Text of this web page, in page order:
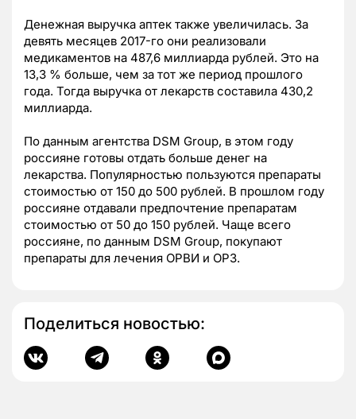
Денежная выручка аптек также увеличилась. За
девять месяцев 2017-го они реализовали
медикаментов на 487,6 миллиарда рублей. Это на
13,3 % больше, чем за тот же период прошлого
года. Тогда выручка от лекарств составила 430,2
миллиарда.
По данным агентства DSM Group, в этом году
россияне готовы отдать больше денег на
лекарства. Популярностью пользуются препараты
стоимостью от 150 до 500 рублей. В прошлом году
россияне отдавали предпочтение препаратам
стоимостью от 50 до 150 рублей. Чаще всего
россияне, по данным DSM Group, покупают
препараты для лечения ОРВИ и ОРЗ.
Поделиться новостью: